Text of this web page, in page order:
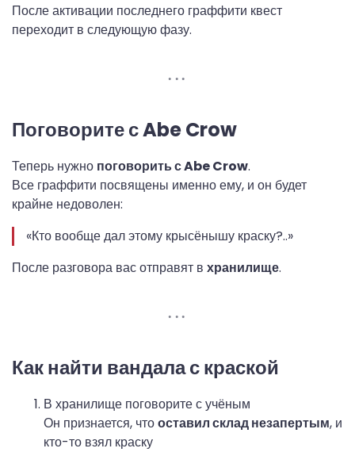
После активации последнего граффити квест
переходит в следующую фазу.
Поговорите с Abe Crow
Теперь нужно поговорить с Abe Crow.
Все граффити посвящены именно ему, и он будет
крайне недоволен:
«Кто вообще дал этому крысёнышу краску?..»
После разговора вас отправят в хранилище.
Как найти вандала с краской
В хранилище поговорите с учёным
Он признается, чтооставил склад незапертым, и
кто-то взял краску